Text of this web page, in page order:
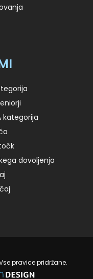
kategorija
dovoljenja
pravice pridržane.